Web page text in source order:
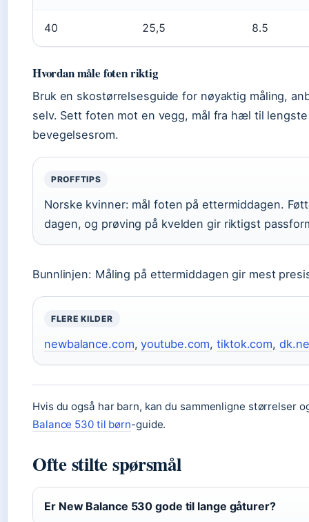
40 25,5 8.5
Hvordan måle foten riktig
Bruk en skostørrelsesguide for nøyaktig måling,
selv. Sett foten mot en vegg, mål fra hæl til
bevegelsesrom.
PROFFTIPS
Norske kvinner: mål foten på ettermiddagen.
dagen, og prøving på kvelden gir riktigst
Bunnlinjen: Måling på ettermiddagen gir mest
FLERE KILDER
newbalance.com,youtube.com,tiktok.com,
Hvis du også har barn, kan du sammenligne størrelser
Balance 530 til børn-guide.
Ofte stilte spørsmål
Er New Balance 530 gode til lange gåturer?